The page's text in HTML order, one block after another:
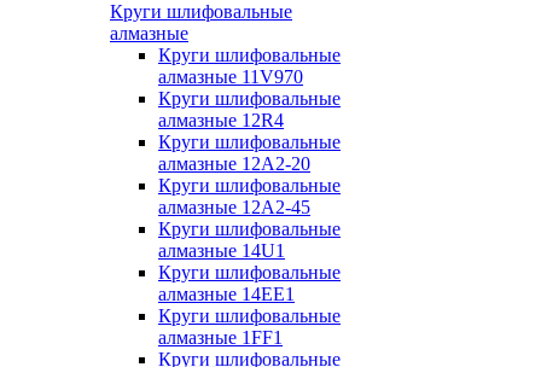
Круги шлифовальные
алмазные
Круги шлифовальные
алмазные 11V970
Круги шлифовальные
алмазные 12R4
Круги шлифовальные
алмазные 12А2-20
Круги шлифовальные
алмазные 12А2-45
Круги шлифовальные
алмазные 14U1
Круги шлифовальные
алмазные 14ЕЕ1
Круги шлифовальные
алмазные 1FF1
Круги шлифовальные